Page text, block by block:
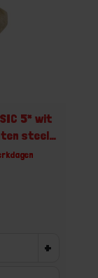
5* wit
steel
+